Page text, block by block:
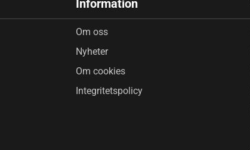
Information
Om oss
Nyheter
Om cookies
Integritetspolicy